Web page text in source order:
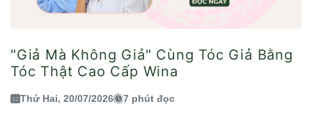
"Giả Mà Không Giả" Cùng Tóc Giả Bằng
Tóc Thật Cao Cấp Wina
Thứ Hai, 20/07/2026 7 phút đọc